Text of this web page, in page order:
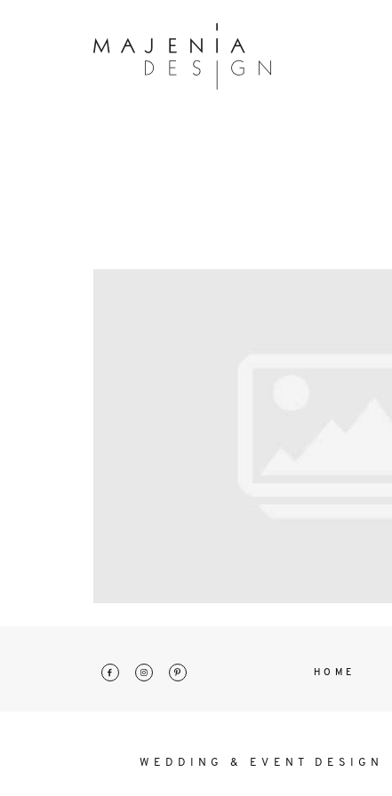
HOME
WEDDING & EVENT DESIGN